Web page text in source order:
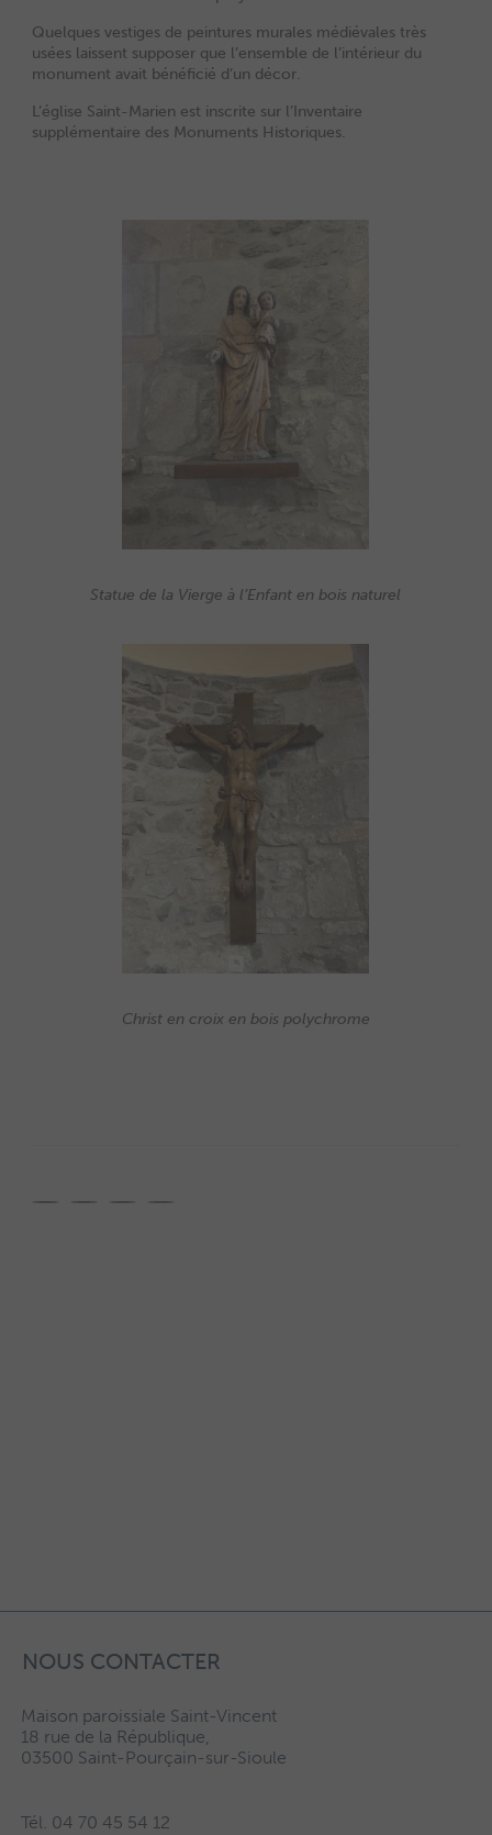
Quelques vestiges de peintures murales médiévales très
usées laissent supposer que l’ensemble de l’intérieur du
monument avait bénéficié d’un décor.
L’église Saint-Marien est inscrite sur l’Inventaire
supplémentaire des Monuments Historiques.
Statue de la Vierge à l’Enfant en bois naturel
Christ en croix en bois polychrome
NOUS CONTACTER
Maison paroissiale Saint-Vincent
18 rue de la République,
03500 Saint-Pourçain-sur-Sioule
Tél. 04 70 45 54 12